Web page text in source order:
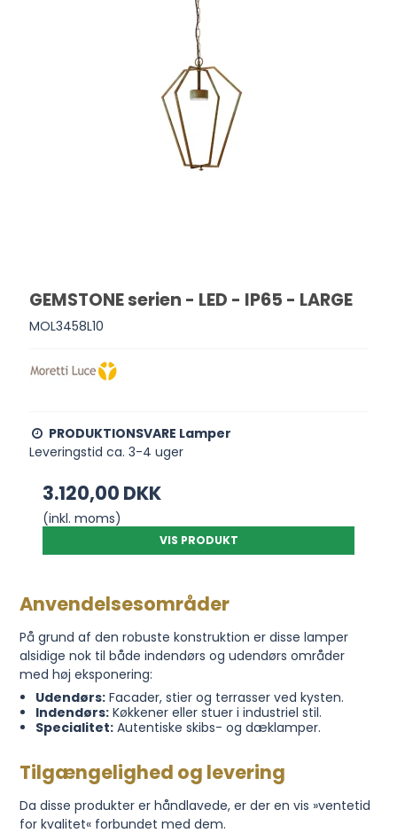
GEMSTONE serien - LED - IP65 - LARGE
MOL3458L10
PRODUKTIONSVARE Lamper
Leveringstid ca. 3-4 uger
3.120,00 DKK
(inkl. moms)
VIS PRODUKT
Anvendelsesområder
På grund af den robuste konstruktion er disse lamper
alsidige nok til både indendørs og udendørs områder
med høj eksponering:
Udendørs:Facader, stier og terrasser ved kysten.
Indendørs:Køkkener eller stuer i industriel stil.
Specialitet:Autentiske skibs- og dæklamper.
Tilgængelighed og levering
Da disse produkter er håndlavede, er der en vis »ventetid
for kvalitet« forbundet med dem.